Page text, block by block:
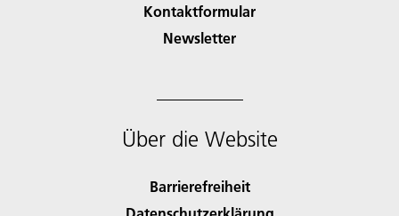
Kontaktformular
Newsletter
Über die Website
Barrierefreiheit